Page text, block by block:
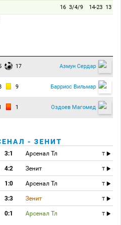
16 3/4/9 14-23 13
17 Азмун Сердар
9 Барриос Вильмар
1 Оздоев Магомед
- ЗЕНИТ
3:1 Арсенал Тл
T
4:2 Зенит
T
1:0 Арсенал Тл
T
3:3 Зенит
T
0:1 Арсенал Тл T